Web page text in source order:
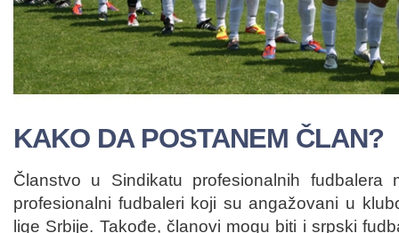
KAKO DA POSTANEM ČLAN?
Članstvo u Sindikatu profesionalnih
profesionalni fudbaleri koji su angažovani u
lige Srbije. Takođe, članovi mogu biti i srpski